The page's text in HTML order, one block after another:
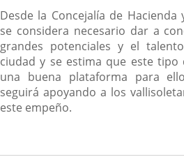
Desde la Concejalía de
se considera necesario dar a
grandes potenciales y el
ciudad y se estima que este tipo
una buena plataforma para
seguirá apoyando a los
este empeño.